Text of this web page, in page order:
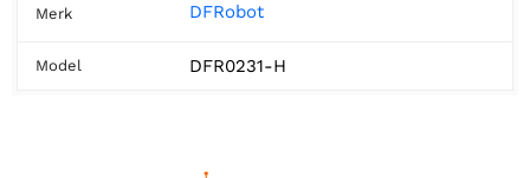
Merk DFRobot
Model DFR0231-H